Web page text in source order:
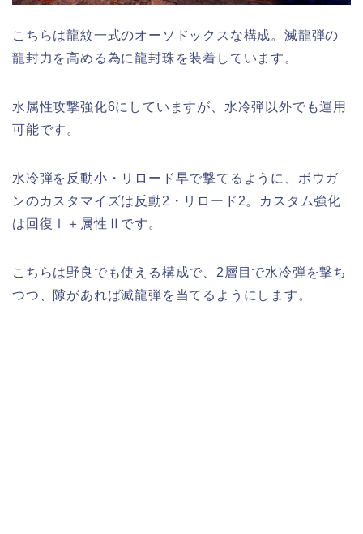
こちらは龍紋一式のオーソドックスな構成。滅龍弾の
龍封力を高める為に龍封珠を装着しています。
水属性攻撃強化6にしていますが、水冷弾以外でも運用
可能です。
水冷弾を反動小・リロード早で撃てるように、ボウガ
ンのカスタマイズは反動2・リロード2。カスタム強化
は回復Ⅰ＋属性Ⅱです。
こちらは野良でも使える構成で、2層目で水冷弾を撃ち
つつ、隙があれば滅龍弾を当てるようにします。